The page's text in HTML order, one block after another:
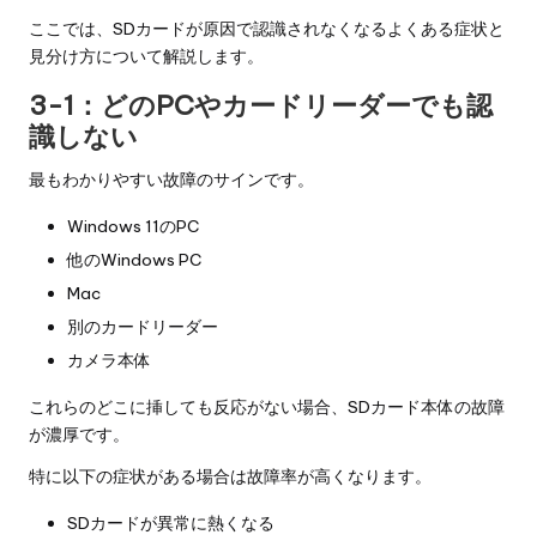
ここでは、SDカードが原因で認識されなくなるよくある症状と
見分け方について解説します。
3-1：どのPCやカードリーダーでも認
識しない
最もわかりやすい故障のサインです。
Windows 11のPC
他のWindows PC
Mac
別のカードリーダー
カメラ本体
これらのどこに挿しても反応がない場合、SDカード本体の故障
が濃厚です。
特に以下の症状がある場合は故障率が高くなります。
SDカードが異常に熱くなる